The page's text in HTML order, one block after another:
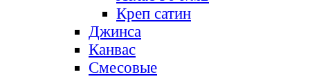
Креп сатин
Джинса
Канвас
Смесовые